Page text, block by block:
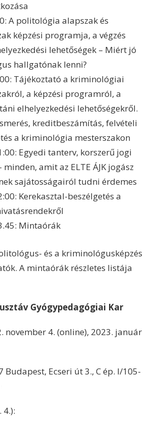
A politológia alapszak és
képzési programja, a végzés
lehetőségek – Miért jó
hallgatónak lenni?
Tájékoztató a kriminológiai
a képzési programról, a
elhelyezkedési lehetőségekről.
kreditbeszámítás, felvételi
a kriminológia mesterszakon
Egyedi tanterv, korszerű jogi
minden, amit az ELTE ÁJK jogász
sajátosságairól tudni érdemes
Kerekasztal-beszélgetés a
Mintaórák
és a kriminológusképzés
A mintaórák részletes listája
Gyógypedagógiai Kar
november 4. (online), 2023. január
Budapest, Ecseri út 3., C ép. I/105-
4.):